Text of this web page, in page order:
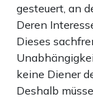
gesteuert, an
Deren
Dieses
keine Diener
Deshalb